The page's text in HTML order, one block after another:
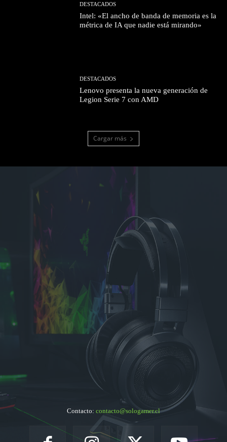
DESTACADOS
Intel: «El ancho de banda de memoria es la
métrica de IA que nadie está mirando»
DESTACADOS
Lenovo presenta la nueva generación de
Legion Serie 7 con AMD
Cargar más
Contacto: contacto@sologamer.cl